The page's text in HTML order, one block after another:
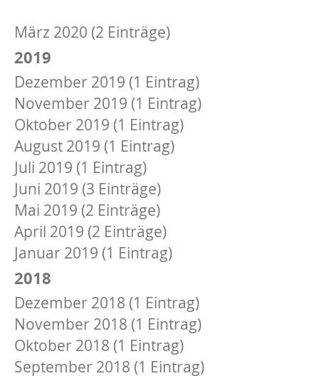
März 2020 (2 Einträge)
2019
Dezember 2019 (1 Eintrag)
November 2019 (1 Eintrag)
Oktober 2019 (1 Eintrag)
August 2019 (1 Eintrag)
Juli 2019 (1 Eintrag)
Juni 2019 (3 Einträge)
Mai 2019 (2 Einträge)
April 2019 (2 Einträge)
Januar 2019 (1 Eintrag)
2018
Dezember 2018 (1 Eintrag)
November 2018 (1 Eintrag)
Oktober 2018 (1 Eintrag)
September 2018 (1 Eintrag)